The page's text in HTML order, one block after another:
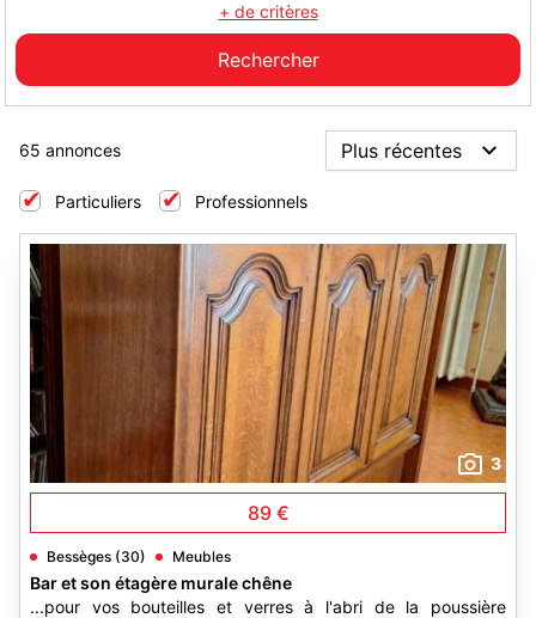
+ de critères
65 annonces
Particuliers Professionnels
3
89 €
Bessèges (30) Meubles
Bar et son étagère murale chêne
...pour vos bouteilles et verres à l'abri de la poussière